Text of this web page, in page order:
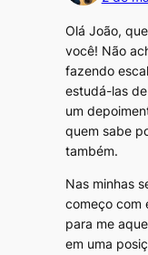
Olá João,
você! Não
fazendo
estudá-las
um
quem sabe
também.
Nas minhas
começo com
para me
em uma